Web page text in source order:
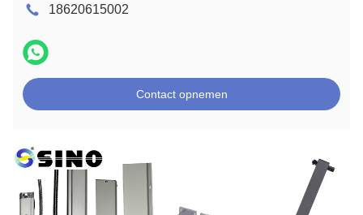
18620615002
Contact opnemen